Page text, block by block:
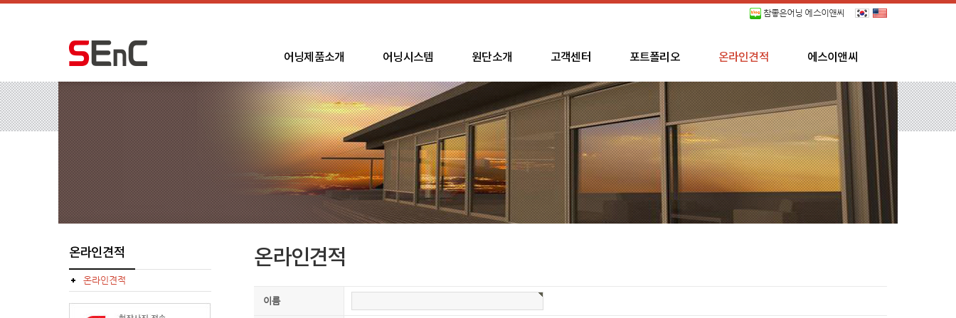
참좋은어닝 에스이앤씨
어닝제품소개 어닝시스템 원단소개 고객센터 포트폴리오 온라인견적 에스이앤씨
온라인견적
온라인견적
온라인견적
이름